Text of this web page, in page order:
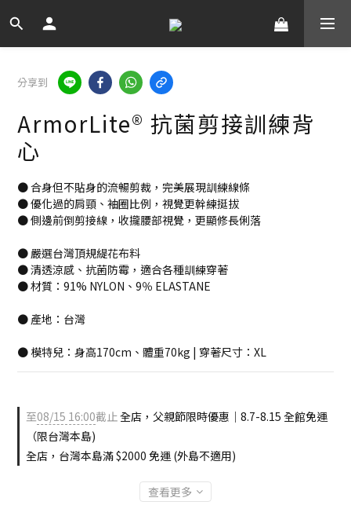
分享到
ArmorLite® 抗菌剪接訓練背
心
● 合身但不貼身的流暢剪裁，完美展現訓練線條
● 優化過的肩頸、袖圈比例，視覺更幹練挺拔
● 側邊前倒剪接線，收攏腰部視覺，更顯修長俐落
● 嚴選台灣頂規緹花布料
● 清透涼感、抗菌防霉，適合各種訓練穿著
● 材質：91% NYLON、9％ ELASTANE
● 產地：台灣
● 模特兒：身高170cm、體重70kg | 穿著尺寸：XL
至08/15 16:00截止全店，父親節限時優惠｜8.7-8.15 全館免運
（限台灣本島)
全店，台灣本島滿 $2000 免運 (外島不適用)
查看更多